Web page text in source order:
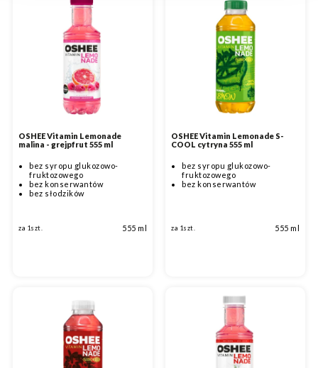
OSHEE Vitamin Lemonade
malina - grejpfrut 555 ml
bez syropu glukozowo-
fruktozowego
bez konserwantów
bez słodzików
za 1szt. 555 ml
OSHEE Vitamin Lemonade S-
COOL cytryna 555 ml
bez syropu glukozowo-
fruktozowego
bez konserwantów
za 1szt. 555 ml